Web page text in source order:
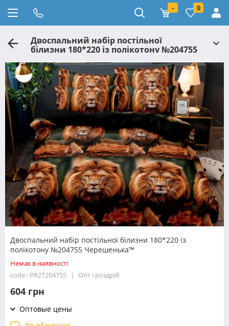
- 0
Двоспальний набір постільної
білизни 180*220 із полікотону №204755
Двоспальний набір постільної білизни 180*220 із
полікотону №204755 Черешенька™
Немає в наявності
code : PR2T204755
Опт і роздріб
604 грн
Оптовые цены